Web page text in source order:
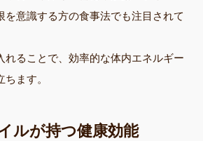
を意識する方の食事法でも注目されて
れることで、効率的な体内エネルギー
ます。
ルが持つ健康効能